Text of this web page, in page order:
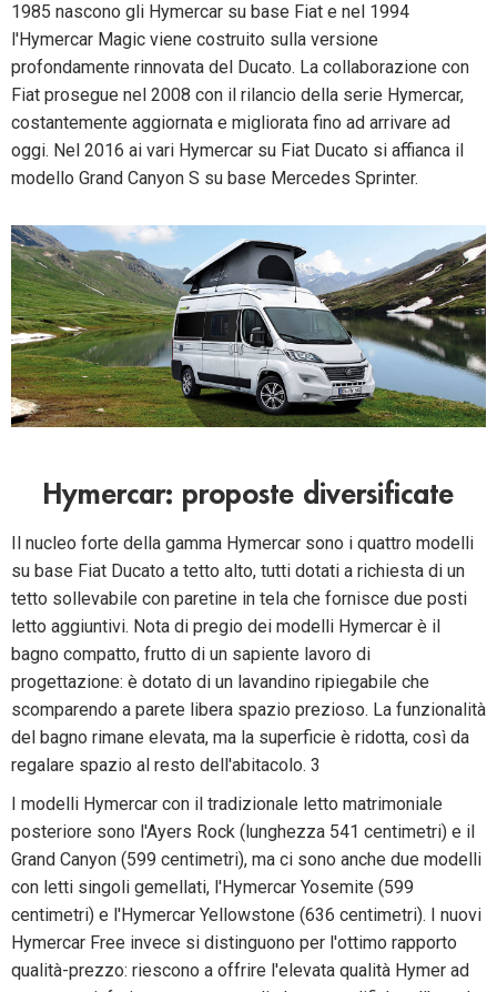
1985 nascono gli Hymercar su base Fiat e nel 1994
l'Hymercar Magic viene costruito sulla versione
profondamente rinnovata del Ducato. La collaborazione con
Fiat prosegue nel 2008 con il rilancio della serie Hymercar,
costantemente aggiornata e migliorata fino ad arrivare ad
oggi. Nel 2016 ai vari Hymercar su Fiat Ducato si affianca il
modello Grand Canyon S su base Mercedes Sprinter.
Hymercar: proposte diversificate
Il nucleo forte della gamma Hymercar sono i quattro modelli
su base Fiat Ducato a tetto alto, tutti dotati a richiesta di un
tetto sollevabile con paretine in tela che fornisce due posti
letto aggiuntivi. Nota di pregio dei modelli Hymercar è il
bagno compatto, frutto di un sapiente lavoro di
progettazione: è dotato di un lavandino ripiegabile che
scomparendo a parete libera spazio prezioso. La funzionalità
del bagno rimane elevata, ma la superficie è ridotta, così da
regalare spazio al resto dell'abitacolo. 3
I modelli Hymercar con il tradizionale letto matrimoniale
posteriore sono l'Ayers Rock (lunghezza 541 centimetri) e il
Grand Canyon (599 centimetri), ma ci sono anche due modelli
con letti singoli gemellati, l'Hymercar Yosemite (599
centimetri) e l'Hymercar Yellowstone (636 centimetri). I nuovi
Hymercar Free invece si distinguono per l'ottimo rapporto
qualità-prezzo: riescono a offrire l'elevata qualità Hymer ad